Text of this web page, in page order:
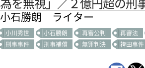
小石勝朗 ライター
小川秀世 小石勝朗 再審公判 再審法
刑事事件
刑事補償 無罪判決 袴田事件